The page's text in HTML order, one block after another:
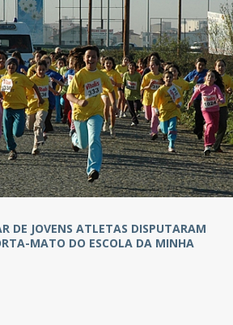
DE JOVENS ATLETAS DISPUTARAM
MATO DO ESCOLA DA MINHA